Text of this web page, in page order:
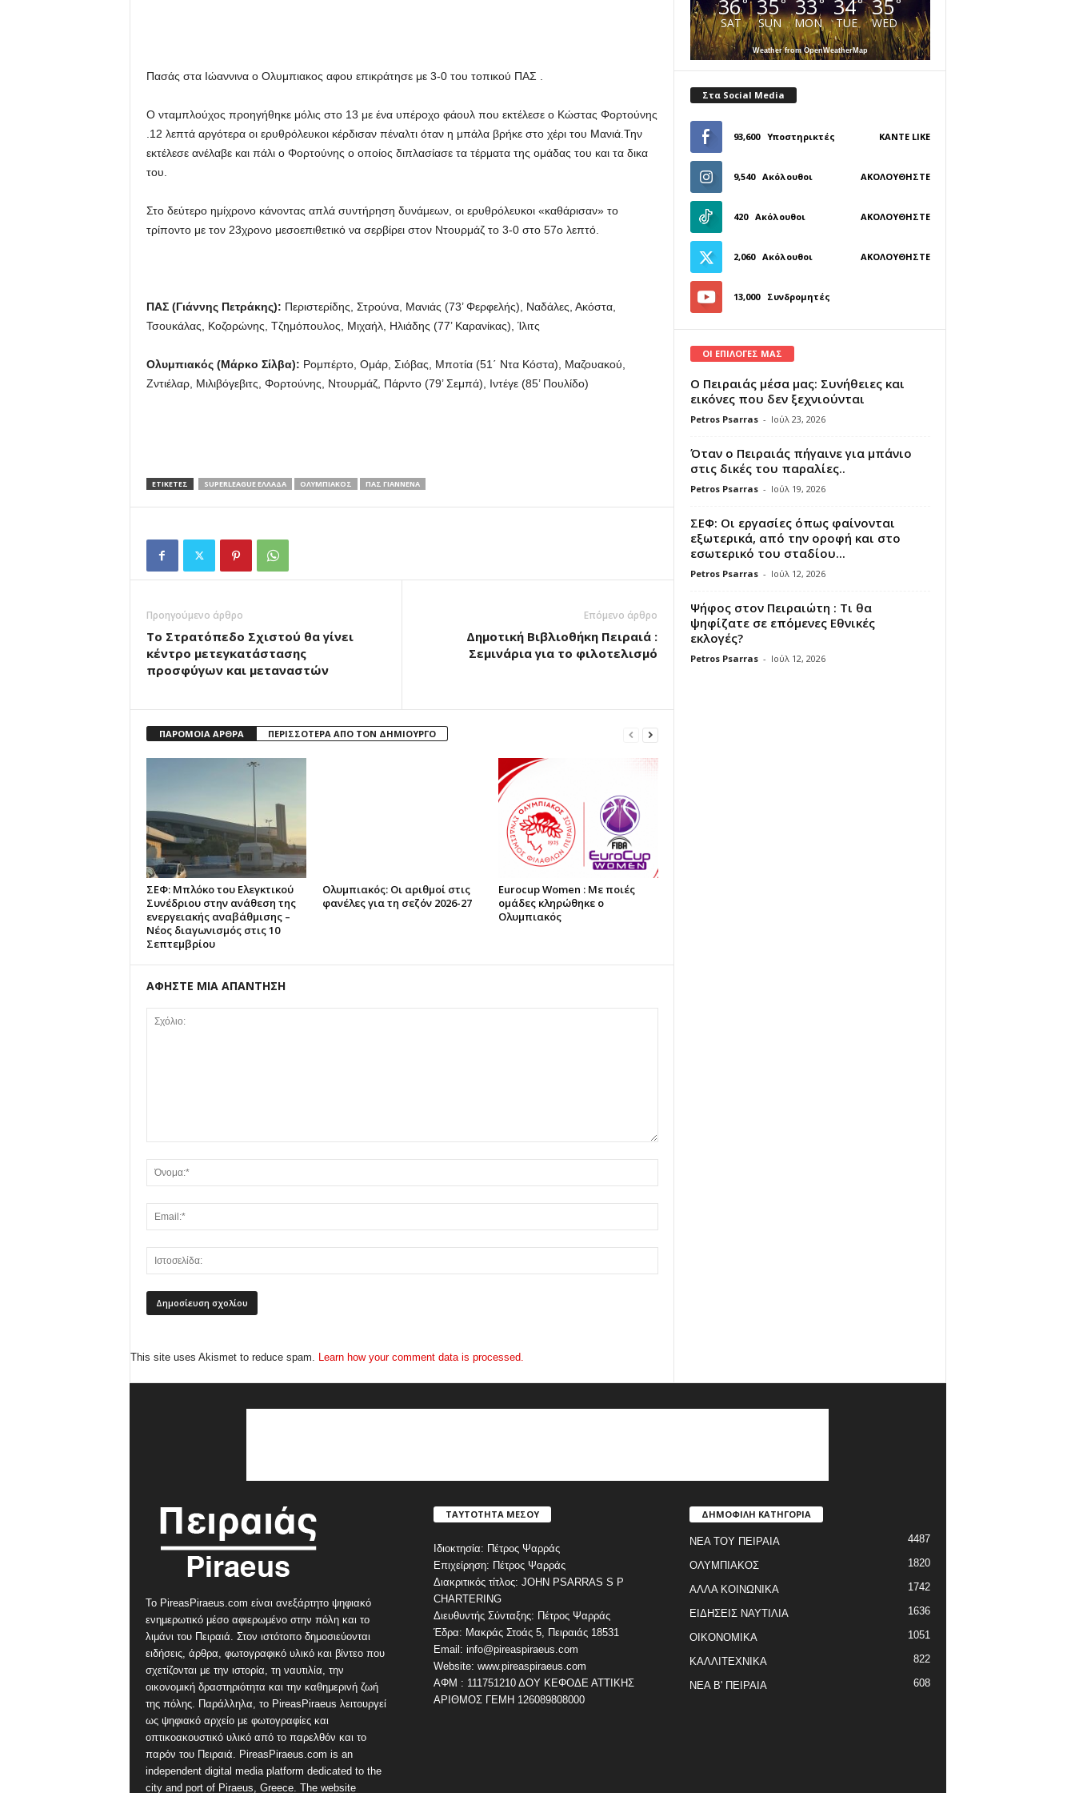
Πασάς στα Ιώαννινα ο Ολυμπιακος αφου επικράτησε με 3-0 του τοπικού ΠΑΣ .
Ο νταμπλούχος προηγήθηκε μόλις στο 13 με ένα υπέροχο φάουλ που εκτέλεσε ο Κώστας Φορτούνης
.12 λεπτά αργότερα οι ερυθρόλευκοι κέρδισαν πέναλτι όταν η μπάλα βρήκε στο χέρι του Μανιά.Την
εκτέλεσε ανέλαβε και πάλι ο Φορτούνης ο οποίος διπλασίασε τα τέρματα της ομάδας του και τα δικα
του.
Στο δεύτερο ημίχρονο κάνοντας απλά συντήρηση δυνάμεων, οι ερυθρόλευκοι «καθάρισαν» το
τρίποντο με τον 23χρονο μεσοεπιθετικό να σερβίρει στον Ντουρμάζ το 3-0 στο 57ο λεπτό.
ΠΑΣ (Γιάννης Πετράκης): Περιστερίδης, Στρούνα, Μανιάς (73’ Φερφελής), Ναδάλες, Ακόστα,
Τσουκάλας, Κοζορώνης, Τζημόπουλος, Μιχαήλ, Ηλιάδης (77’ Καρανίκας), Ίλιτς
Ολυμπιακός (Μάρκο Σίλβα): Ρομπέρτο, Ομάρ, Σιόβας, Μποτία (51΄ Ντα Κόστα), Μαζουακού,
Ζντιέλαρ, Μιλιβόγεβιτς, Φορτούνης, Ντουρμάζ, Πάρντο (79’ Σεμπά), Ιντέγε (85’ Πουλίδο)
ΕΤΙΚΕΤΕΣ SUPERLEAGUE ΕΛΛΑΔΑ ΟΛΥΜΠΙΑΚΟΣ ΠΑΣ ΓΙΑΝΝΕΝΑ
Προηγούμενο άρθρο
Το Στρατόπεδο Σχιστού θα γίνει
κέντρο μετεγκατάστασης
προσφύγων και μεταναστών
Επόμενο άρθρο
Δημοτική Βιβλιοθήκη Πειραιά :
Σεμινάρια για το φιλοτελισμό
ΠΑΡΟΜΟΙΑ ΑΡΘΡΑ ΠΕΡΙΣΣΟΤΕΡΑ ΑΠΟ ΤΟΝ ΔΗΜΙΟΥΡΓΟ
ΣΕΦ: Μπλόκο του Ελεγκτικού
Συνέδριου στην ανάθεση της
ενεργειακής αναβάθμισης –
Νέος διαγωνισμός στις 10
Σεπτεμβρίου
Ολυμπιακός: Οι αριθμοί στις
φανέλες για τη σεζόν 2026-27
Eurocup Women : Με ποιές
ομάδες κληρώθηκε ο
Ολυμπιακός
ΑΦΗΣΤΕ ΜΙΑ ΑΠΑΝΤΗΣΗ
This site uses Akismet to reduce spam. Learn how your comment data is processed.
36°
SAT
35°
SUN
33°
MON
34°
TUE
35°
WED
Weather from OpenWeatherMap
Στα Social Media
93,600 Υποστηρικτές ΚΆΝΤΕ LIKE
9,540 Ακόλουθοι ΑΚΟΛΟΥΘΉΣΤΕ
420 Ακόλουθοι ΑΚΟΛΟΥΘΉΣΤΕ
2,060 Ακόλουθοι ΑΚΟΛΟΥΘΉΣΤΕ
13,000 Συνδρομητές
ΓΊΝΕΤΕ ΣΥΝΔΡΟΜΗΤΉΣ
ΟΙ ΕΠΙΛΟΓΕΣ ΜΑΣ
Ο Πειραιάς μέσα μας: Συνήθειες και
εικόνες που δεν ξεχνιούνται
Petros Psarras - Ιούλ 23, 2026
Όταν ο Πειραιάς πήγαινε για μπάνιο
στις δικές του παραλίες..
Petros Psarras - Ιούλ 19, 2026
ΣΕΦ: Οι εργασίες όπως φαίνονται
εξωτερικά, από την οροφή και στο
εσωτερικό του σταδίου...
Petros Psarras - Ιούλ 12, 2026
Ψήφος στον Πειραιώτη : Τι θα
ψηφίζατε σε επόμενες Εθνικές
εκλογές?
Petros Psarras - Ιούλ 12, 2026
Το PireasPiraeus.com είναι ανεξάρτητο ψηφιακό
ενημερωτικό μέσο αφιερωμένο στην πόλη και το
λιμάνι του Πειραιά. Στον ιστότοπο δημοσιεύονται
ειδήσεις, άρθρα, φωτογραφικό υλικό και βίντεο που
σχετίζονται με την ιστορία, τη ναυτιλία, την
οικονομική δραστηριότητα και την καθημερινή ζωή
της πόλης. Παράλληλα, το PireasPiraeus λειτουργεί
ως ψηφιακό αρχείο με φωτογραφίες και
οπτικοακουστικό υλικό από το παρελθόν και το
παρόν του Πειραιά. PireasPiraeus.com is an
independent digital media platform dedicated to the
city and port of Piraeus, Greece. The website
ΤΑΥΤΟΤΗΤΑ ΜΕΣΟΥ
Ιδιοκτησία: Πέτρος Ψαρράς
Επιχείρηση: Πέτρος Ψαρράς
Διακριτικός τίτλος: JOHN PSARRAS S P
CHARTERING
Διευθυντής Σύνταξης: Πέτρος Ψαρράς
Έδρα: Μακράς Στοάς 5, Πειραιάς 18531
Email: info@pireaspiraeus.com
Website: www.pireaspiraeus.com
ΑΦΜ : 111751210 ΔΟΥ ΚΕΦΟΔΕ ΑΤΤΙΚΗΣ
ΑΡΙΘΜΟΣ ΓΕΜΗ 126089808000
ΔΗΜΟΦΙΛΗ ΚΑΤΗΓΟΡΙΑ
ΝΕΑ ΤΟΥ ΠΕΙΡΑΙΑ 4487
ΟΛΥΜΠΙΑΚΟΣ 1820
ΑΛΛΑ ΚΟΙΝΩΝΙΚΑ 1742
ΕΙΔΗΣΕΙΣ ΝΑΥΤΙΛΙΑ 1636
ΟΙΚΟΝΟΜΙΚΑ 1051
ΚΑΛΛΙΤΕΧΝΙΚΑ 822
ΝΕΑ Β' ΠΕΙΡΑΙΑ 608